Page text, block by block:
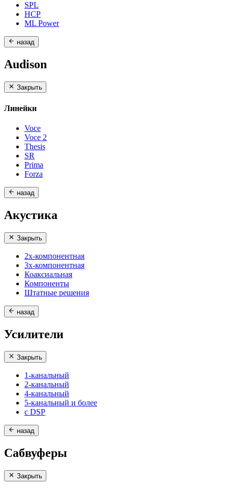
SPL
HCP
ML Power
назад
Audison
Закрыть
Линейки
Voce
Voce 2
Thesis
SR
Prima
Forza
назад
Акустика
Закрыть
2х-компонентная
3х-компонентная
Коаксиальная
Компоненты
Штатные решения
назад
Усилители
Закрыть
1-канальный
2-канальный
4-канальный
5-канальный и более
с DSP
назад
Сабвуферы
Закрыть